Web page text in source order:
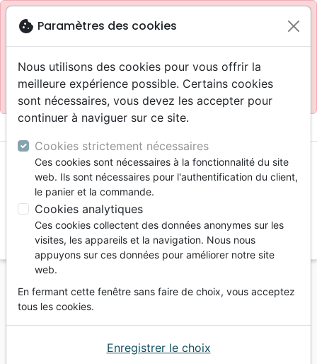
blockSite réservé aux professionnels
Accès pour les professionnels : Se connecter
Site pour le grand public : La Maison de la Bible
menu
Vous ne pouvez pas créer de nouvelle commande
depuis votre pays (United States).
Événements actuels
cookie Paramètres des cookies
Nous utilisons des cookies pour vous offrir la
meilleure expérience possible. Certains cookies
sont nécessaires, vous devez les accepter pour
continuer à naviguer sur ce site.
Cookies strictement nécessaires
Ces cookies sont nécessaires à la fonctionnalité du site
web. Ils sont nécessaires pour l'authentification du client,
le panier et la commande.
Cookies analytiques
Ces cookies collectent des données anonymes sur les
visites, les appareils et la navigation. Nous nous
appuyons sur ces données pour améliorer notre site
web.
En fermant cette fenêtre sans faire de choix, vous acceptez
tous les cookies.
Enregistrer le choix